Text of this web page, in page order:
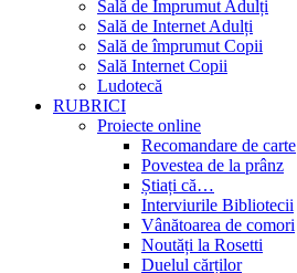
Sală de Împrumut Adulți
Sală de Internet Adulți
Sală de împrumut Copii
Sală Internet Copii
Ludotecă
RUBRICI
Proiecte online
Recomandare de carte
Povestea de la prânz
Știați că…
Interviurile Bibliotecii
Vânătoarea de comori
Noutăți la Rosetti
Duelul cărților